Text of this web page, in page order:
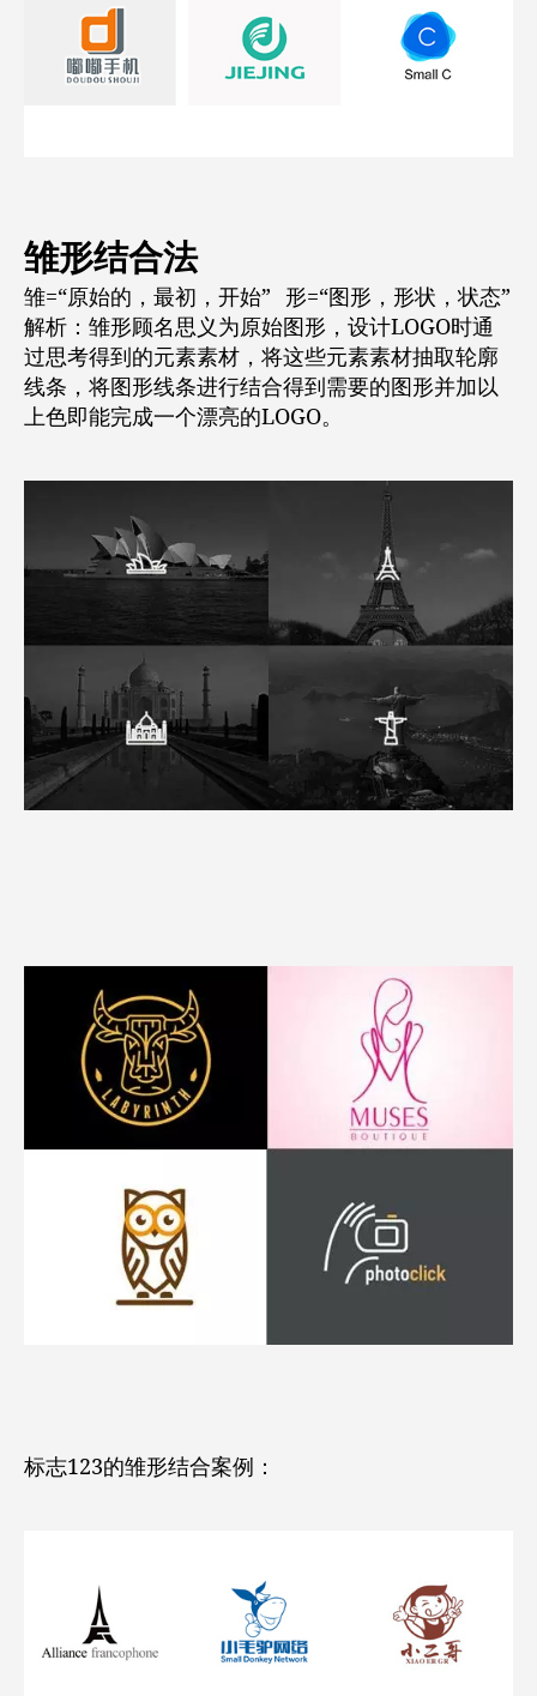
雏形结合法
雏=“原始的，最初，开始” 形=“图形，形状，状态”
解析：雏形顾名思义为原始图形，设计LOGO时通
过思考得到的元素素材，将这些元素素材抽取轮廓
线条，将图形线条进行结合得到需要的图形并加以
上色即能完成一个漂亮的LOGO。
标志123的雏形结合案例：